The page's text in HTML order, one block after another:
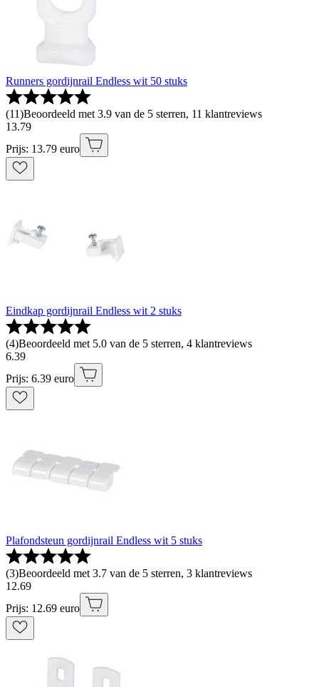
Runners gordijnrail Endless wit 50 stuks
(11)Beoordeeld met 3.9 van de 5 sterren, 11 klantreviews
13.79
Prijs: 13.79 euro
Eindkap gordijnrail Endless wit 2 stuks
(4)Beoordeeld met 5.0 van de 5 sterren, 4 klantreviews
6.39
Prijs: 6.39 euro
Plafondsteun gordijnrail Endless wit 5 stuks
(3)Beoordeeld met 3.7 van de 5 sterren, 3 klantreviews
12.69
Prijs: 12.69 euro